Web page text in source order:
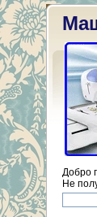
Добро
Не